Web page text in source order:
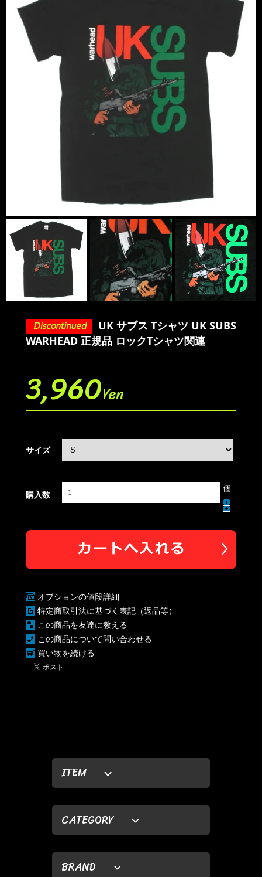
ITEM
CATEGORY
BRAND
UK サブス Tシャツ UK SUBS
WARHEAD 正規品 ロックTシャツ関連
3,960Yen
サイズ
購入数
個
オプションの値段詳細
特定商取引法に基づく表記（返品等）
この商品を友達に教える
この商品について問い合わせる
買い物を続ける